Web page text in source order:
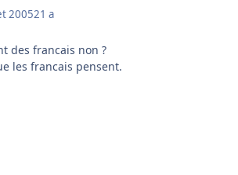
200521 a
des francais non ?
les francais pensent.